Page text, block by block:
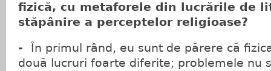
fizică, cu metaforele din lucrările de
stăpânire a perceptelor religioase?
-
În primul rând, eu sunt de părere că
două lucruri foarte diferite; problemele nu